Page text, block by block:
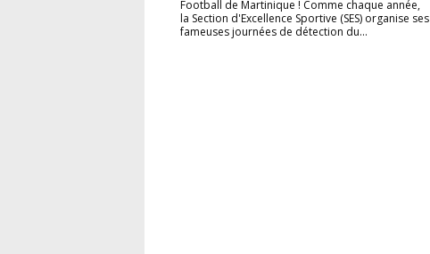
Football de Martinique ! Comme chaque année,
la Section d'Excellence Sportive (SES) organise ses
fameuses journées de détection du...